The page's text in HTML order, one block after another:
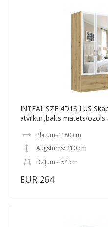
INTEAL SZF 4D1S LUS
atvilktni,balts matēts/ozols
Platums: 180 cm
Augstums: 210 cm
Dziļums: 54 cm
EUR 264